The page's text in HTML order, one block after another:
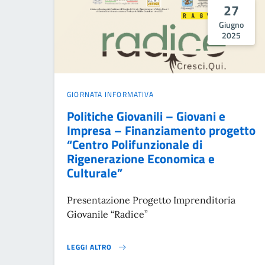
27
Giugno
2025
GIORNATA INFORMATIVA
Politiche Giovanili – Giovani e
Impresa – Finanziamento progetto
“Centro Polifunzionale di
Rigenerazione Economica e
Culturale”
Presentazione Progetto Imprenditoria
Giovanile “Radice”
LEGGI ALTRO
POLITICHE GIOVANILI – GIOVANI E IMPRESA –